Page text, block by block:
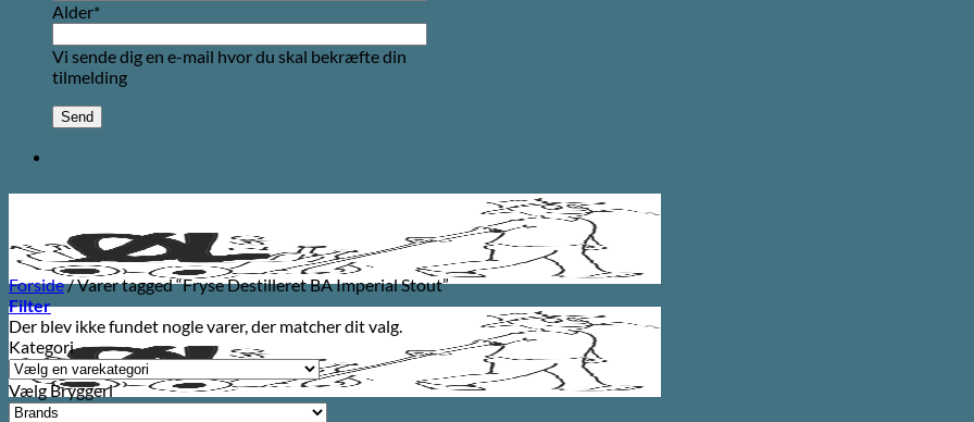
Alder*
Vi sende dig en e-mail hvor du skal bekræfte din
tilmelding
Forside/Varer tagged “Fryse Destilleret BA Imperial Stout”
Filter
Der blev ikke fundet nogle varer, der matcher dit valg.
Kategori
Vælg Bryggeri